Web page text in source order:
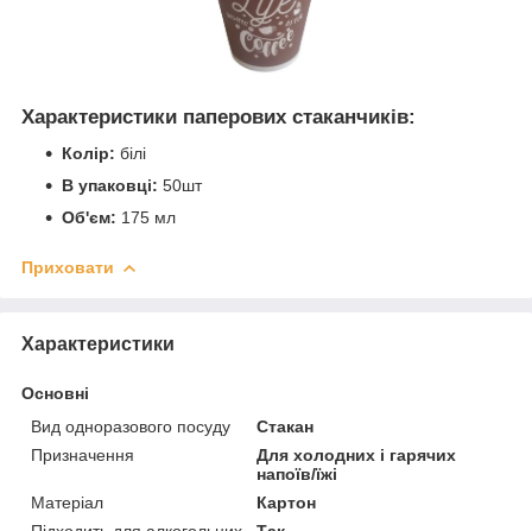
Характеристики паперових стаканчиків:
Колір: білі
В упаковці: 50шт
Об'єм: 175 мл
Приховати
Характеристики
Основні
Вид одноразового посуду
Стакан
Призначення
Для холодних і гарячих
напоїв/їжі
Матеріал
Картон